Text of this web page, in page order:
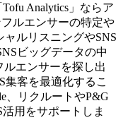
Analytics」ならア
ルエンサーの特定や
ルリスニングやSNS
ビッグデータの中
エンサーを探し出
集客を最適化するこ
、リクルートやP&G
用をサポートしま